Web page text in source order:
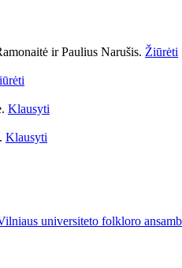
ir Paulius Narušis. Žiūrėti
Klausyti
Klausyti
universiteto folkloro